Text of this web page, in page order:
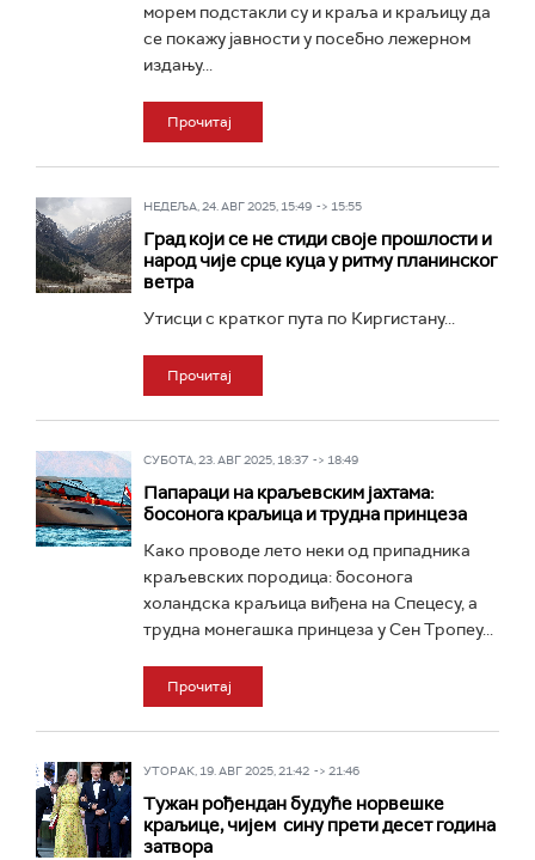
морем подстакли су и краља и краљицу да
се покажу јавности у посебно лежерном
издању...
Прочитај
НЕДЕЉА, 24. АВГ 2025, 15:49 -> 15:55
Град који се не стиди своје прошлости и
народ чије срце куца у ритму планинског
ветра
Утисци с кратког пута по Киргистану...
Прочитај
СУБОТА, 23. АВГ 2025, 18:37 -> 18:49
Папараци на краљевским јахтама:
босонога краљица и трудна принцеза
Како проводе лето неки од припадника
краљевских породица: босонога
холандска краљица виђена на Спецесу, а
трудна монегашка принцеза у Сен Тропеу...
Прочитај
УТОРАК, 19. АВГ 2025, 21:42 -> 21:46
Тужан рођендан будуће норвешке
краљице, чијем сину прети десет година
затвора